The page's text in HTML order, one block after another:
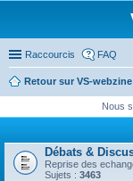
Raccourcis FAQ
Retour sur VS-webzine
Nous
Débats &
Reprise des
Sujets : 3463